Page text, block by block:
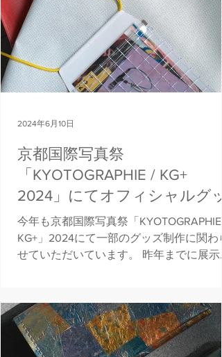
京都国際写真祭
「KYOTOGRAPHIE / KG+
2024」にてオフィシャルグッ
ズを制作協力
今年も京都国際写真祭「KYOTOGRAPHIE /
KG+」2024にて一部のグッズ制作に関わ
せていただいています。 昨年までに展示
今年は写真集が入れやすいロゴトートバッ
グやパンフレットが入る...
2024年6月10日